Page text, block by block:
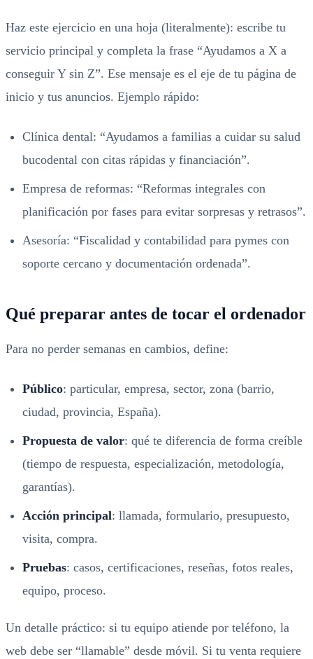
Haz este ejercicio en una hoja (literalmente): escribe tu
servicio principal y completa la frase “Ayudamos a X a
conseguir Y sin Z”. Ese mensaje es el eje de tu página de
inicio y tus anuncios. Ejemplo rápido:
Clínica dental: “Ayudamos a familias a cuidar su salud
bucodental con citas rápidas y financiación”.
Empresa de reformas: “Reformas integrales con
planificación por fases para evitar sorpresas y retrasos”.
Asesoría: “Fiscalidad y contabilidad para pymes con
soporte cercano y documentación ordenada”.
Qué preparar antes de tocar el ordenador
Para no perder semanas en cambios, define:
Público: particular, empresa, sector, zona (barrio,
ciudad, provincia, España).
Propuesta de valor: qué te diferencia de forma creíble
(tiempo de respuesta, especialización, metodología,
garantías).
Acción principal: llamada, formulario, presupuesto,
visita, compra.
Pruebas: casos, certificaciones, reseñas, fotos reales,
equipo, proceso.
Un detalle práctico: si tu equipo atiende por teléfono, la
web debe ser “llamable” desde móvil. Si tu venta requiere